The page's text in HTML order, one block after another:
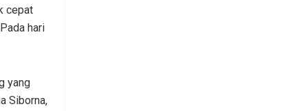
cepat
hari
yang
Siborna,